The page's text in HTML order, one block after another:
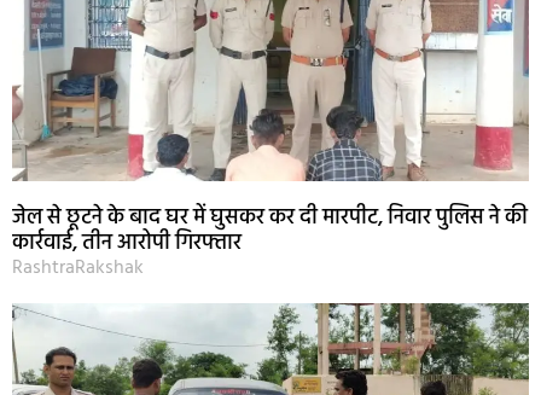
जेल से छूटने के बाद घर में घुसकर कर दी मारपीट, निवार पुलिस ने की
कार्रवाई, तीन आरोपी गिरफ्तार
RashtraRakshak